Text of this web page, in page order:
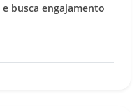
e busca engajamento